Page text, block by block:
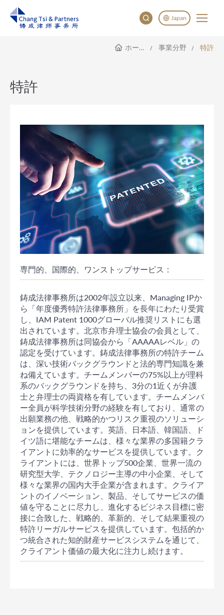
Japan
English
ホームページ 事業分野 特許
特許
専門的、国際的、ワンストップサービス：
鋳成法律事務所は2002年設立以来、Managing IPか
ら「年度優秀特許法律事務所」を長年にわたり受賞
し、IAM Patent 1000グローバル推奨リストにも選
出されています。北京市弁理士協会の会員として、
鋳成法律事務所は同協会から「AAAAAレベル」の
認定を受けています。鋳成法律事務所の特許チーム
は、深い技術バックグラウンドと法的専門知識を兼
ね備えています。チームメンバーの75%以上が理科
系のバックグラウンドを持ち、3分の1近くが弁護
士と弁理士の両資格を有しています。チームメンバ
ー全員が科学技術分野の経験を有しており、通常の
出願業務の他、戦略的かつリスク重視のソリューシ
ョンを提供しています。英語、日本語、韓国語、ド
イツ語に堪能なチームは、様々な業界の多国籍クラ
イアントに効率的なサービスを提供しています。ク
ライアントには、世界トップ500企業、世界一流の
研究型大学、テクノロジー主導の中小企業、そして
様々な業界の国内大手企業が含まれます。クライア
ントのイノベーション、製品、そしてサービスの価
値を守ることに尽力し、進化するビジネス目標に密
接に合致した、戦略的、革新的、そして結果重視の
特許リーガルサービスを提供しています。包括的か
つ統合された知的財産サービスシステムを通じて、
クライアント価値の最大化に注力し続けます。